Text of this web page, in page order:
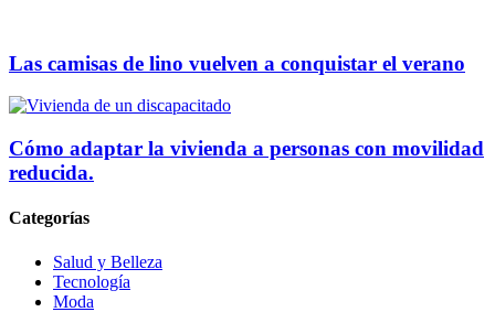
Las camisas de lino vuelven a conquistar el verano
Cómo adaptar la vivienda a personas con movilidad
reducida.
Categorías
Salud y Belleza
Tecnología
Moda